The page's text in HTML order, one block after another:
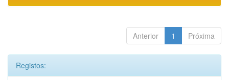
Anterior 1 Próxima
Registos: